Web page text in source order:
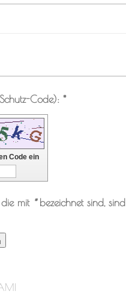
Captcha (Spam-Schutz-Code): *
Code ein
die mit *bezeichnet sind, sind